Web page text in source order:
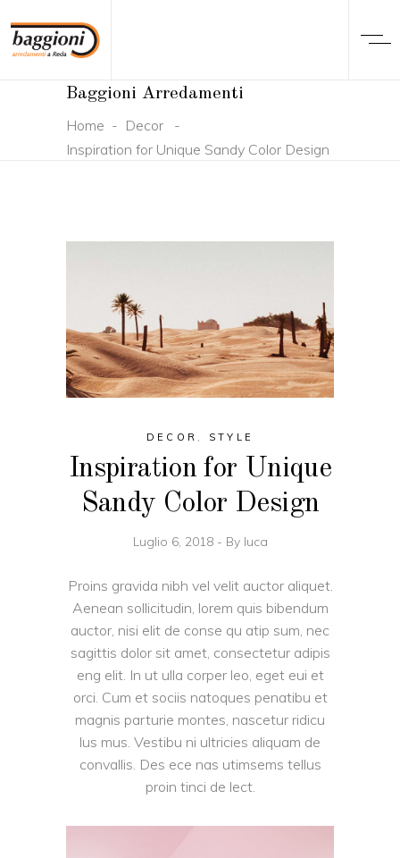
Baggioni Arredamenti
Home - Decor
-
Inspiration for Unique Sandy Color Design
DECOR , STYLE
Inspiration for Unique
Sandy Color Design
Luglio 6, 2018 By luca
Proins gravida nibh vel velit auctor aliquet.
Aenean sollicitudin, lorem quis bibendum
auctor, nisi elit de conse qu atip sum, nec
sagittis dolor sit amet, consectetur adipis
eng elit. In ut ulla corper leo, eget eui et
orci. Cum et sociis natoques penatibu et
magnis parturie montes, nascetur ridicu
lus mus. Vestibu ni ultricies aliquam de
convallis. Des ece nas utimsems tellus
proin tinci de lect.